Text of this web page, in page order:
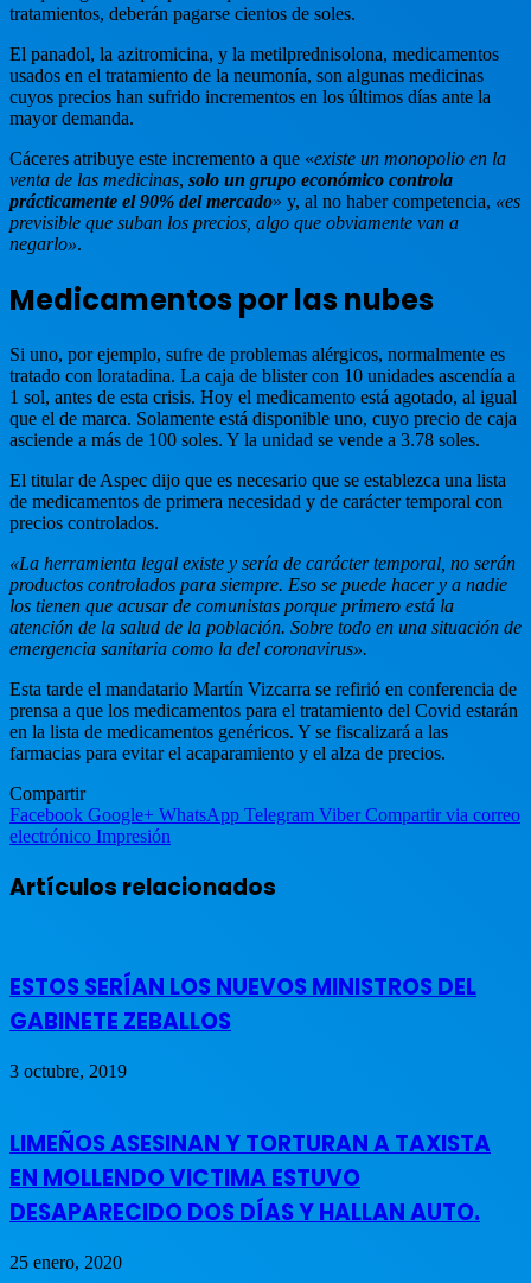
tratamientos, deberán pagarse cientos de soles.
El panadol, la azitromicina, y la metilprednisolona, medicamentos
usados en el tratamiento de la neumonía, son algunas medicinas
cuyos precios han sufrido incrementos en los últimos días ante la
mayor demanda.
Cáceres atribuye este incremento a que «existe un monopolio en la
venta de las medicinas, solo un grupo económico controla
prácticamente el 90% del mercado» y, al no haber competencia, «es
previsible que suban los precios, algo que obviamente van a
negarlo».
Medicamentos por las nubes
Si uno, por ejemplo, sufre de problemas alérgicos, normalmente es
tratado con loratadina. La caja de blister con 10 unidades ascendía a
1 sol, antes de esta crisis. Hoy el medicamento está agotado, al igual
que el de marca. Solamente está disponible uno, cuyo precio de caja
asciende a más de 100 soles. Y la unidad se vende a 3.78 soles.
El titular de Aspec dijo que es necesario que se establezca una lista
de medicamentos de primera necesidad y de carácter temporal con
precios controlados.
«La herramienta legal existe y sería de carácter temporal, no serán
productos controlados para siempre. Eso se puede hacer y a nadie
los tienen que acusar de comunistas porque primero está la
atención de la salud de la población. Sobre todo en una situación de
emergencia sanitaria como la del coronavirus».
Esta tarde el mandatario Martín Vizcarra se refirió en conferencia de
prensa a que los medicamentos para el tratamiento del Covid estarán
en la lista de medicamentos genéricos. Y se fiscalizará a las
farmacias para evitar el acaparamiento y el alza de precios.
Compartir
Facebook Google+ WhatsApp Telegram Viber Compartir via correo
electrónico Impresión
Artículos relacionados
ESTOS SERÍAN LOS NUEVOS MINISTROS DEL
GABINETE ZEBALLOS
3 octubre, 2019
LIMEÑOS ASESINAN Y TORTURAN A TAXISTA
EN MOLLENDO VICTIMA ESTUVO
DESAPARECIDO DOS DÍAS Y HALLAN AUTO.
25 enero, 2020